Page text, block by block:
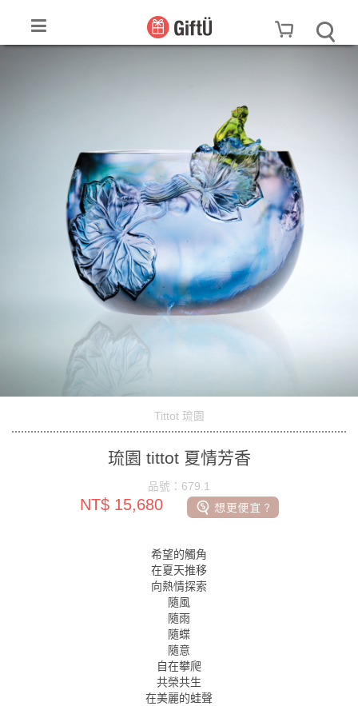
Tittot 琉園
琉園 tittot 夏情芳香
品號：679.1
NT$ 15,680
希望的觸角
在夏天推移
向熱情探索
隨風
隨雨
隨蝶
隨意
自在攀爬
共榮共生
在美麗的蛙聲